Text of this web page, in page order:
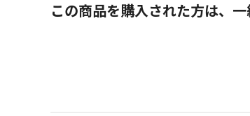
この商品を購入された方は、